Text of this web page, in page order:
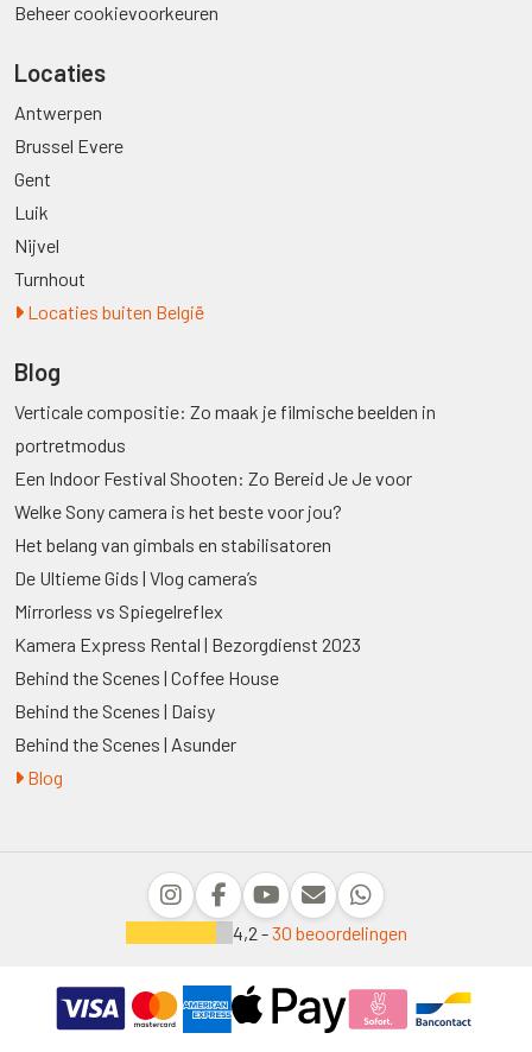
Beheer cookievoorkeuren
Locaties
Antwerpen
Brussel Evere
Gent
Luik
Nijvel
Turnhout
Locaties buiten België
Blog
Verticale compositie: Zo maak je filmische beelden in
portretmodus
Een Indoor Festival Shooten: Zo Bereid Je Je voor
Welke Sony camera is het beste voor jou?
Het belang van gimbals en stabilisatoren
De Ultieme Gids | Vlog camera’s
Mirrorless vs Spiegelreflex
Kamera Express Rental | Bezorgdienst 2023
Behind the Scenes | Coffee House
Behind the Scenes | Daisy
Behind the Scenes | Asunder
Blog
4,2 -30 beoordelingen